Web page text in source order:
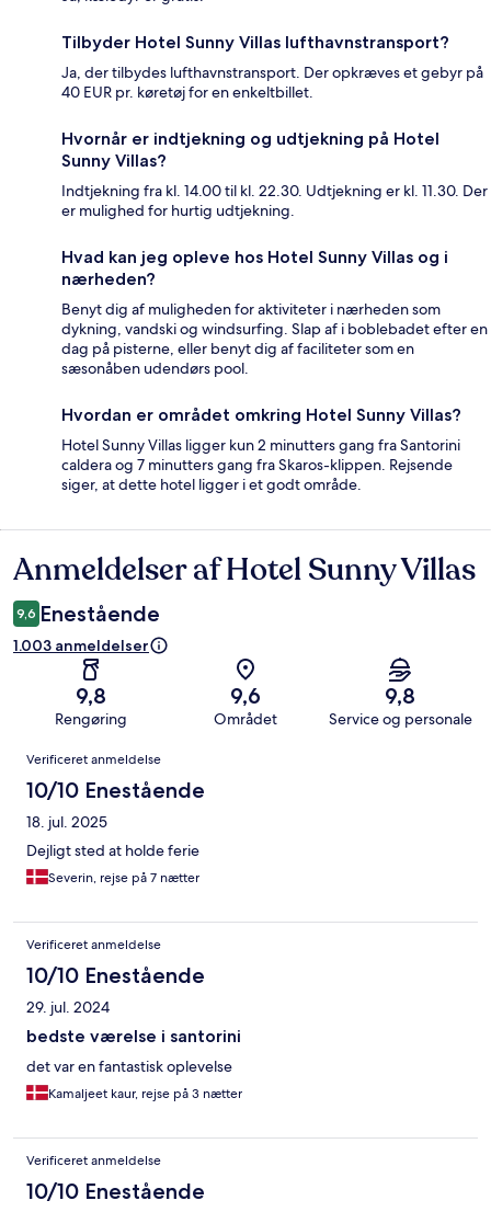
Tilbyder Hotel Sunny Villas lufthavnstransport?
Ja, der tilbydes lufthavnstransport. Der opkræves et gebyr på
40 EUR pr. køretøj for en enkeltbillet.
Hvornår er indtjekning og udtjekning på Hotel
Sunny Villas?
Indtjekning fra kl. 14.00 til kl. 22.30. Udtjekning er kl. 11.30. Der
er mulighed for hurtig udtjekning.
Hvad kan jeg opleve hos Hotel Sunny Villas og i
nærheden?
Benyt dig af muligheden for aktiviteter i nærheden som
dykning, vandski og windsurfing. Slap af i boblebadet efter en
dag på pisterne, eller benyt dig af faciliteter som en
sæsonåben udendørs pool.
Hvordan er området omkring Hotel Sunny Villas?
Hotel Sunny Villas ligger kun 2 minutters gang fra Santorini
caldera og 7 minutters gang fra Skaros-klippen. Rejsende
siger, at dette hotel ligger i et godt område.
Anmeldelser
Anmeldelser af Hotel Sunny Villas
9,6 Enestående
1.003 anmeldelser
9,8
Rengøring
9,6
Området
9,8
Service og personale
Anmeldelser
Verificeret anmeldelse
10/10 Enestående
18. jul. 2025
Dejligt sted at holde ferie
Severin, rejse på 7 nætter
Verificeret anmeldelse
10/10 Enestående
29. jul. 2024
bedste værelse i santorini
det var en fantastisk oplevelse
Kamaljeet kaur, rejse på 3 nætter
Verificeret anmeldelse
10/10 Enestående